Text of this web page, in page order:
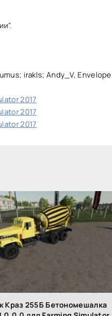
irakls; Andy_V, Envelope
2017
2017
2017
Краз 255Б Бетономешалка